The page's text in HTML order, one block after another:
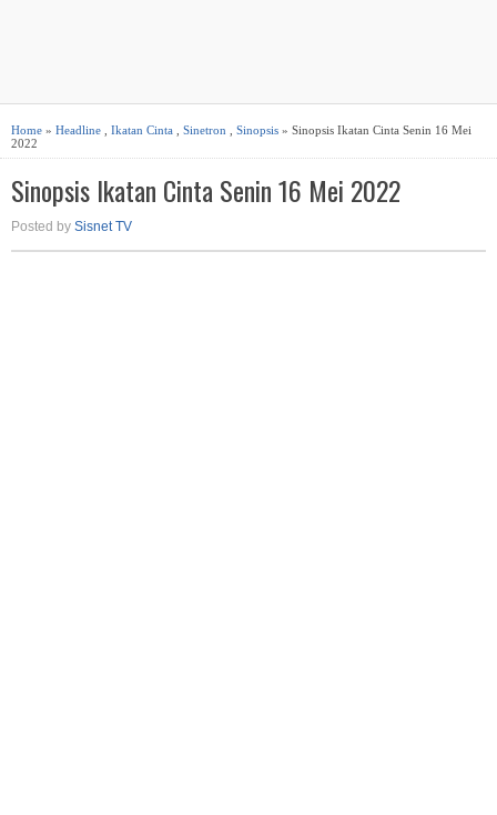
Home » Headline Ikatan Cinta Sinetron Sinopsis » Sinopsis Ikatan Cinta Senin 16 Mei
2022
Sinopsis Ikatan Cinta Senin 16 Mei 2022
Posted by Sisnet TV